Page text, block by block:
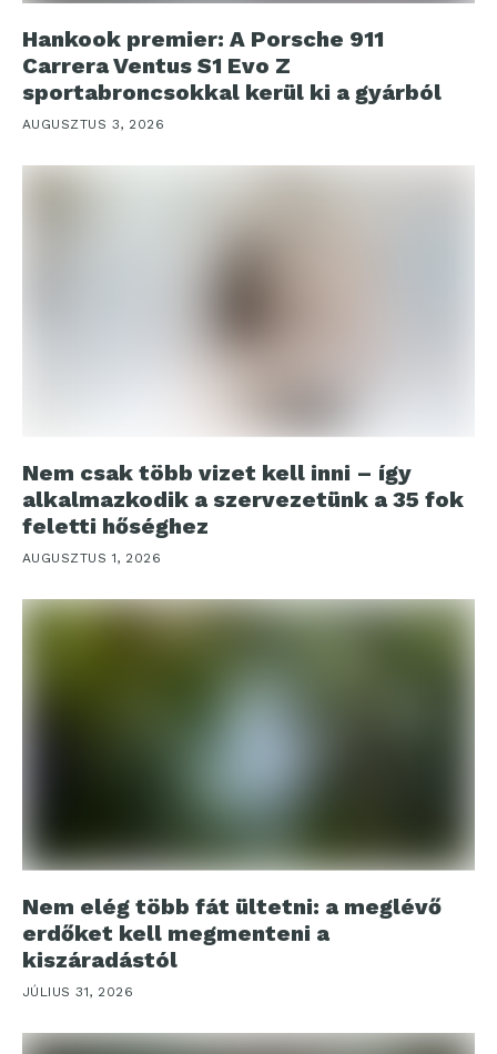
Hankook premier: A Porsche 911
Carrera Ventus S1 Evo Z
sportabroncsokkal kerül ki a gyárból
AUGUSZTUS 3, 2026
Nem csak több vizet kell inni – így
alkalmazkodik a szervezetünk a 35 fok
feletti hőséghez
AUGUSZTUS 1, 2026
Nem elég több fát ültetni: a meglévő
erdőket kell megmenteni a
kiszáradástól
JÚLIUS 31, 2026